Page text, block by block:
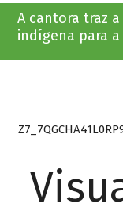
A cantora traz
indígena para